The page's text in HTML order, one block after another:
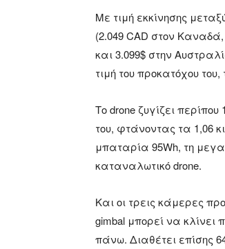
Με τιμή εκκίνησης
(2.049 CAD στον
και 3.099$ στην
τιμή του προκατόχου του,
Το drone ζυγίζει
του, φτάνοντας τα 1,06
μπαταρία 95Wh, τη
καταναλωτικό drone.
Και οι τρεις κάμερες
gimbal μπορεί να
πάνω. Διαθέτει επίσης